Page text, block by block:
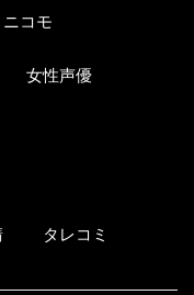
ニコモ
女性声優
タレコミ